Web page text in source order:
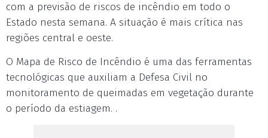
com a previsão de riscos de incêndio em todo o
Estado nesta semana. A situação é mais crítica nas
regiões central e oeste.
O Mapa de Risco de Incêndio é uma das ferramentas
tecnológicas que auxiliam a Defesa Civil no
monitoramento de queimadas em vegetação durante
o período da estiagem. .